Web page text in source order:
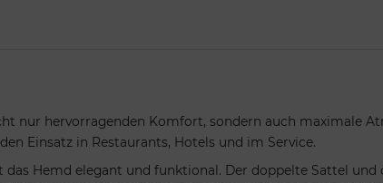
nur hervorragenden Komfort, sondern auch maximale
Einsatz in Restaurants, Hotels und im Service.
Hemd elegant und funktional. Der doppelte Sattel